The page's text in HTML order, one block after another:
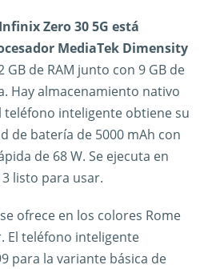
Infinix Zero 30 5G está
MediaTek Dimensity
GB de RAM junto con 9 GB de
Hay almacenamiento nativo
teléfono inteligente obtiene su
de batería de 5000 mAh con
de 68 W. Se ejecuta en
listo para usar.
se ofrece en los colores Rome
El teléfono inteligente
para la variante básica de